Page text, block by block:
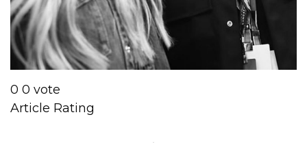
0 0 vote
Article Rating